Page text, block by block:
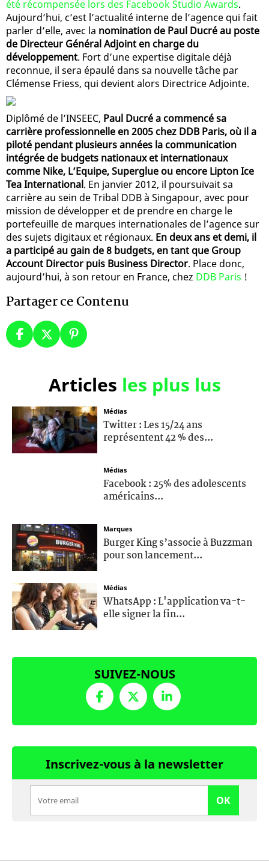
été récompensée lors des Facebook Studio Awards.
Aujourd’hui, c’est l’actualité interne de l’agence qui fait
parler d’elle, avec la nomination de Paul Ducré au poste
de Directeur Général Adjoint en charge du
développement. Fort d’une expertise digitale déjà
reconnue, il sera épaulé dans sa nouvelle tâche par
Clémense Friess, qui devient alors Directrice Adjointe.
Diplômé de l’INSEEC, Paul Ducré a commencé sa
carrière professionnelle en 2005 chez DDB Paris, où il a
piloté pendant plusieurs années la communication
intégrée de budgets nationaux et internationaux
comme Nike, L’Equipe, Superglue ou encore Lipton Ice
Tea International. En janvier 2012, il poursuivait sa
carrière au sein de Tribal DDB à Singapour, avec pour
mission de développer et de prendre en charge le
portefeuille de marques internationales de l’agence sur
des sujets digitaux et régionaux. En deux ans et demi, il
a participé au gain de 8 budgets, en tant que Group
Account Director puis Business Director. Place donc,
aujourd’hui, à son retour en France, chez DDB Paris !
Partager ce Contenu
Articles les plus lus
Médias
Twitter : Les 15/24 ans
représentent 42 % des...
Médias
Facebook : 25% des adolescents
américains...
Marques
Burger King s’associe à Buzzman
pour son lancement...
Médias
WhatsApp : L'application va-t-
elle signer la fin...
SUIVEZ-NOUS
Inscrivez-vous à la newsletter
OK